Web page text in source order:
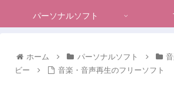
パーソナルソフト
ホーム パーソナルソフト
ビー
音楽・音声再生のフリーソフト